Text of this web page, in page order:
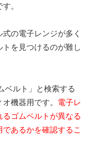
。
の電子レンジが多く
を見つけるのが難し
ベルト」と検索する
機器用です。 電子レ
ゴムベルトが異なる
あるかを確認するこ